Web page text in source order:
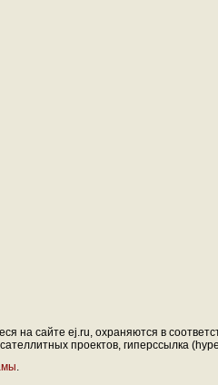
на сайте ej.ru, охраняются в
проектов, гиперссылка
.